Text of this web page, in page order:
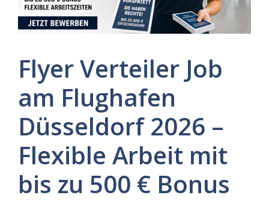
Flyer Verteiler Job
am Flughafen
Düsseldorf 2026 –
Flexible Arbeit mit
bis zu 500 € Bonus